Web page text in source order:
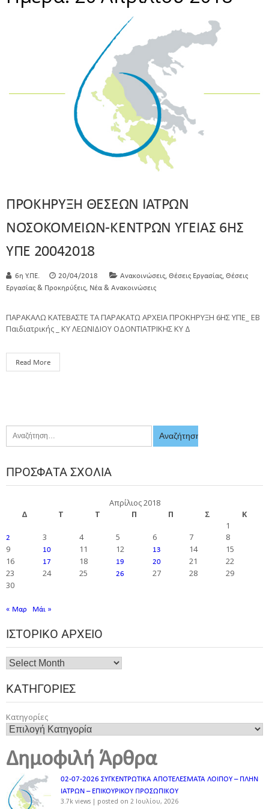
ΠΡΟΚΗΡΥΞΗ ΘΕΣΕΩΝ ΙΑΤΡΩΝ
ΝΟΣΟΚΟΜΕΙΩΝ-ΚΕΝΤΡΩΝ ΥΓΕΙΑΣ 6ΗΣ
ΥΠΕ 20042018
6η Υ.ΠΕ. 20/04/2018 Ανακοινώσεις, Θέσεις Εργασίας, Θέσεις
Εργασίας & Προκηρύξεις, Νέα & Ανακοινώσεις
ΠΑΡΑΚΑΛΩ ΚΑΤΕΒΑΣΤΕ ΤΑ ΠΑΡΑΚΑΤΩ ΑΡΧΕΙΑ ΠΡΟΚΗΡΥΞΗ 6ΗΣ ΥΠΕ_ ΕΒ
Παιδιατρικής _ ΚΥ ΛΕΩΝΙΔΙΟΥ ΟΔΟΝΤΙΑΤΡΙΚΗΣ ΚΥ Δ
Read More
ΠΡΌΣΦΑΤΑ ΣΧΌΛΙΑ
Απρίλιος 2018
Δ
Τ Τ Π Π Σ
Κ
1
2 3 4 5 6 7
8
9
10 11 12 13 14
15
16
17 18 19 20 21
22
23
24 25 26 27 28
29
30
« Μαρ Μάι »
ΙΣΤΟΡΙΚΌ ΑΡΧΕΊΟ
ΚΑΤΗΓΟΡΊΕΣ
Κατηγορίες
Δημοφιλή Άρθρα
02-07-2026 ΣΥΓΚΕΝΤΡΩΤΙΚΑ ΑΠΟΤΕΛΕΣΜΑΤΑ ΛΟΙΠΟΥ – ΠΛΗΝ
ΙΑΤΡΩΝ – ΕΠΙΚΟΥΡΙΚΟΥ ΠΡΟΣΩΠΙΚOY
3.7k views | posted on 2 Ιουλίου, 2026